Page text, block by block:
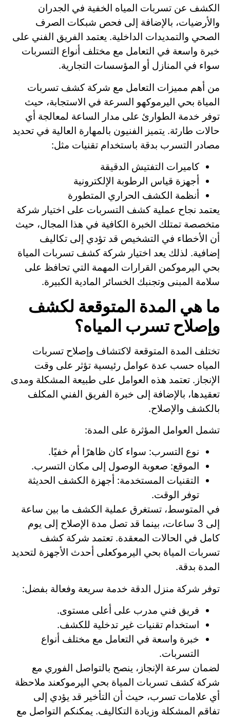
الكشف عن تسربات المياه الخفية في الجدران
والأرضيات، بالإضافة إلى فحص شبكات الصرف
الصحي والتمديدات الداخلية. يعتمد الفريق الفني على
خبرة واسعة في التعامل مع مختلف أنواع التسربات
سواء في المنازل أو المؤسسات التجارية.
من أهم مميزات التعامل مع شركة كشف تسربات
المياة بحي اليرموكهو السرعة في الاستجابة، حيث
توفر خدمة الطوارئ على مدار الساعة لمعالجة أي
حالات طارئة. يتميز الفنيون بالمهارة العالية في تحديد
مصادر التسرب بدقة باستخدام تقنيات مثل:
كاميرات التفتيش الدقيقة
أجهزة قياس الرطوبة الإلكترونية
أنظمة الكشف الحراري المتطورة
يعتمد نجاح عملية كشف التسربات على اختيار شركة
متخصصة تمتلك الخبرة الكافية في هذا المجال، حيث
أن الأخطاء في التشخيص قد تؤدي إلى تكاليف
إضافية. لذلك يعد اختيار شركة كشف تسربات المياة
بحي اليرموكمن القرارات المهمة التي تحافظ على
سلامة المبنى وتجنبك الخسائر المادية الكبيرة.
ما هي المدة المتوقعة لكشف
وإصلاح تسرب المياه؟
تختلف المدة المتوقعة لاكتشاف وإصلاح تسربات
المياه حسب عدة عوامل رئيسية تؤثر على وقت
الإنجاز. تعتمد هذه العوامل على طبيعة المشكلة ومدى
تعقيدها، بالإضافة إلى خبرة الفريق الفني المكلف
بالكشف والإصلاح.
تشمل العوامل المؤثرة على المدة:
نوع التسرب: سواء كان ظاهرًا أم خفيًا.
الموقع: صعوبة الوصول إلى مكان التسرب.
التقنيات المستخدمة: أجهزة الكشف الحديثة
توفر الوقت.
في المتوسط، تستغرق عملية الكشف ما بين ساعة
إلى 3 ساعات، بينما قد تصل مدة الإصلاح إلى يوم
كامل في الحالات المعقدة. تعتمد شركة كشف
تسربات المياة بحي اليرموكعلى أحدث الأجهزة لتحديد
المدة بدقة.
توفر شركة منزل الدقة خدمة سريعة وفعالة بفضل:
فريق فني مدرب على أعلى مستوى.
استخدام تقنيات غير تدخلية للكشف.
خبرة واسعة في التعامل مع مختلف أنواع
التسربات.
لضمان سرعة الإنجاز، ينصح بالتواصل الفوري مع
شركة كشف تسربات المياة بحي اليرموكعند ملاحظة
أي علامات تسرب، حيث أن التأخير قد يؤدي إلى
تفاقم المشكلة وزيادة التكاليف. يمكنكم التواصل مع